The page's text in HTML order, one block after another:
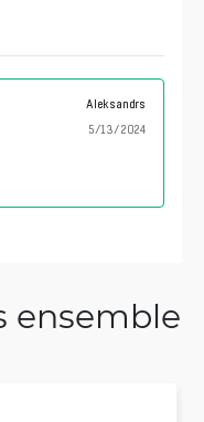
Aleksandrs
5/13/2024
ensemble